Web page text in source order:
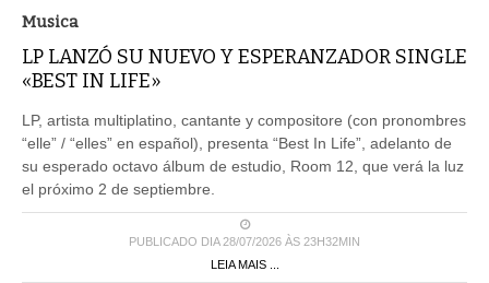
Musica
LP LANZÓ SU NUEVO Y ESPERANZADOR SINGLE
«BEST IN LIFE»
LP, artista multiplatino, cantante y compositore (con pronombres
“elle” / “elles” en español), presenta “Best In Life”, adelanto de
su esperado octavo álbum de estudio, Room 12, que verá la luz
el próximo 2 de septiembre.
PUBLICADO DIA 28/07/2026 ÀS 23H32MIN
LEIA MAIS ...